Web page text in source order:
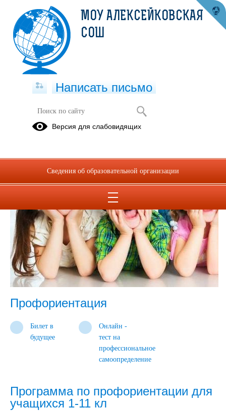
Профориентация
Билет в
будущее
Онлайн -
тест на
профессиональное
самоопределение
Программа по профориентации для
учащихся 1-11 кл
МОУ АЛЕКСЕЙКОВСКАЯ
СОШ
Написать письмо
Версия для слабовидящих
Сведения об образовательной организации